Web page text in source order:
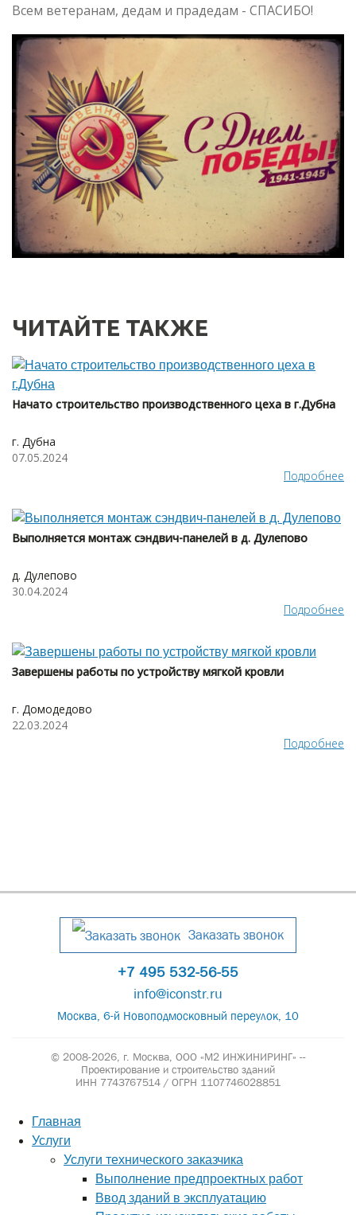
Всем ветеранам, дедам и прадедам - СПАСИБО!
ЧИТАЙТЕ ТАКЖЕ
Начато строительство производственного цеха в г.Дубна
г. Дубна
07.05.2024
Подробнее
Выполняется монтаж сэндвич-панелей в д. Дулепово
д. Дулепово
30.04.2024
Подробнее
Завершены работы по устройству мягкой кровли
г. Домодедово
22.03.2024
Подробнее
Заказать звонок
+7 495 532-56-55
info@iconstr.ru
Москва, 6-й Новоподмосковный переулок, 10
© 2008-2026, г. Москва, ООО «М2 ИНЖИНИРИНГ» --
Проектирование и строительство зданий
ИНН 7743767514 / ОГРН 1107746028851
Главная
Услуги
Услуги технического заказчика
Выполнение предпроектных работ
Ввод зданий в эксплуатацию